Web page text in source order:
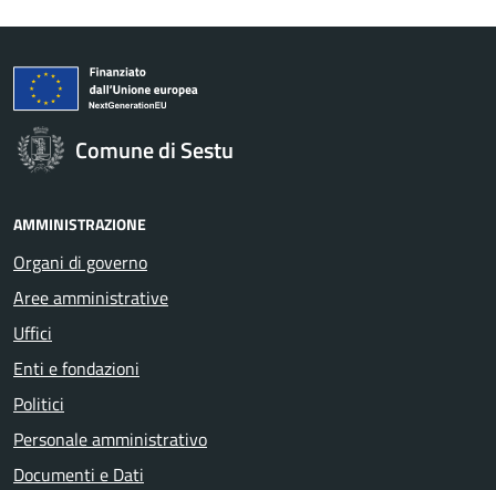
Comune di Sestu
AMMINISTRAZIONE
Organi di governo
Aree amministrative
Uffici
Enti e fondazioni
Politici
Personale amministrativo
Documenti e Dati